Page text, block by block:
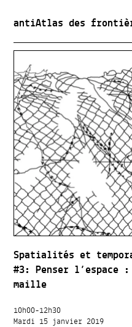
antiAtlas des
Spatialités et
#3: Penser
maille
10h00-12h30
Mardi 15 janvier 2019